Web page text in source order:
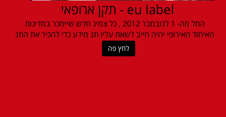
eu label - תקן ארופאי
החל מה- 1 לנובמבר 2012 , כל צמיג חדש שיימכר במדינות
האיחוד האירופי יהיה חייב לשאת עליו תג מידע כדי להכיר את התג
לחץ פה